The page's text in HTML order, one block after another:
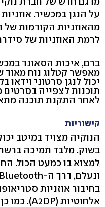
על הנגן במכשיר.
מהאוזניות הקודמות של
לרמת האוזניות של
ברם, איכות הסאונד
מאפשר קטלוג נוח מאוד
יכול לנגן סרטוני
לאחר התקנת תוכנה
קישוריות
הנוקיה מצויד במיטב
למצוא בו כמעט הכול.
בחיבור אוזניות